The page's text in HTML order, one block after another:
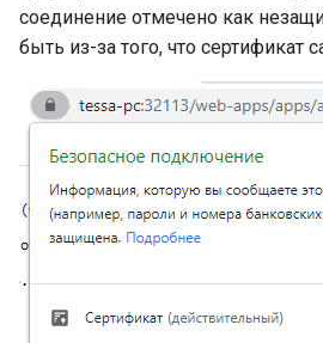
соединение отмечено как
быть из-за того, что сертификат